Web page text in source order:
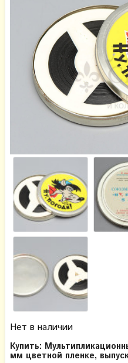
Нет в наличии
Купить:
мм цветной пленке,